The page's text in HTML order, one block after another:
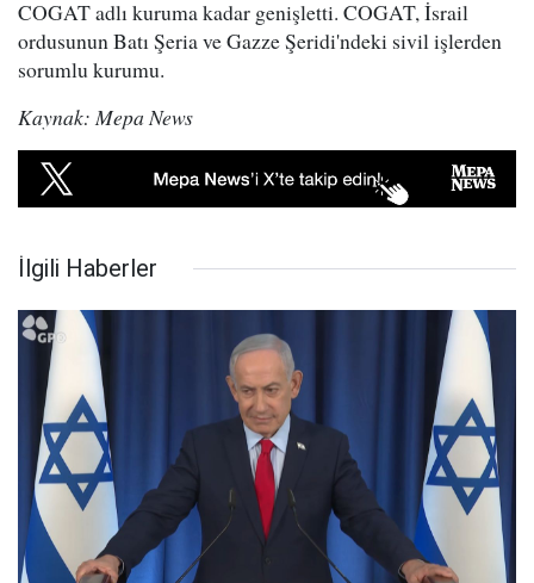
COGAT adlı kuruma kadar genişletti. COGAT, İsrail
ordusunun Batı Şeria ve Gazze Şeridi'ndeki sivil işlerden
sorumlu kurumu.
Kaynak: Mepa News
İlgili Haberler